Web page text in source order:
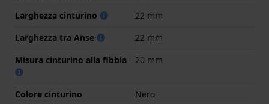
Larghezza cinturino
22 mm
Larghezza tra Anse
22 mm
Misura cinturino alla fibbia
20 mm
Colore cinturino
Nero